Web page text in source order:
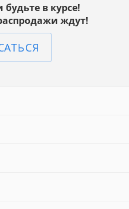
в курсе!
ждут!